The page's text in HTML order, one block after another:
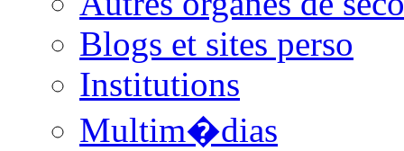
Blogs et sites perso
Institutions
Multim�dias